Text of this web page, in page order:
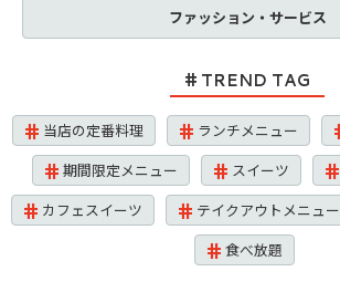
ファッション・サービス
TREND TAG
当店の定番料理 ランチメニュー
期間限定メニュー
スイーツ
カフェスイーツ
テイクアウトメニュー
食べ放題